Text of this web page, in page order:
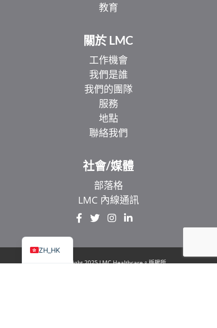
教育
關於 LMC
工作機會
我們是誰
我們的團隊
服務
地點
聯絡我們
社會/媒體
部落格
LMC 內線通訊
© Copyright 2025 LMC Healthcare。版權所
ZH_HK